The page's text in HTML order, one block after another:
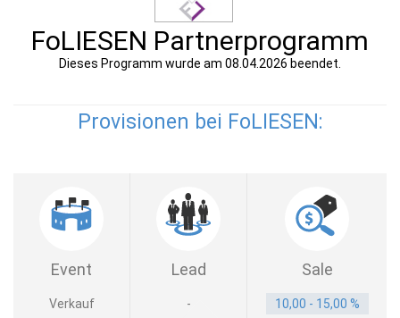
FoLIESEN Partnerprogramm
Dieses Programm wurde am 08.04.2026 beendet.
Provisionen bei FoLIESEN:
Event Lead Sale
Verkauf - 10,00 - 15,00 %